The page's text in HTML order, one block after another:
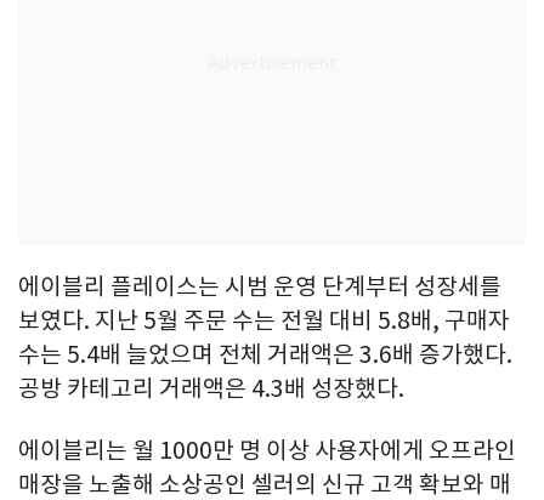
에이블리 플레이스는 시범 운영 단계부터 성장세를
보였다. 지난 5월 주문 수는 전월 대비 5.8배, 구매자
수는 5.4배 늘었으며 전체 거래액은 3.6배 증가했다.
공방 카테고리 거래액은 4.3배 성장했다.
에이블리는 월 1000만 명 이상 사용자에게 오프라인
매장을 노출해 소상공인 셀러의 신규 고객 확보와 매